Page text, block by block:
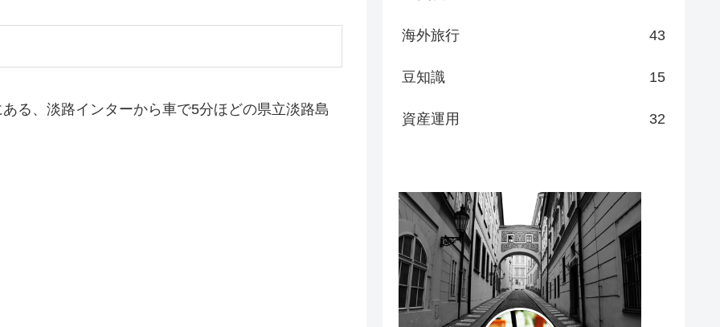
る、淡路インターから車で5分ほどの県立淡路島
海外旅行 43
豆知識 15
資産運用 32